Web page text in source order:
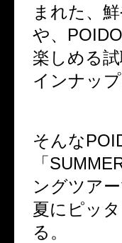
まれた、
や、
楽しめる
インナッ
そんな
「
ングツア
夏にピッ
る。